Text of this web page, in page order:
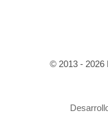
© 2013 - 2026